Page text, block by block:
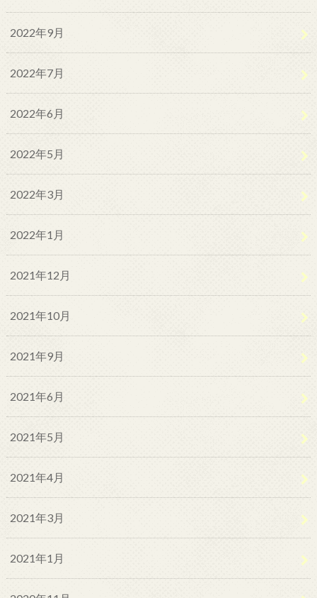
2022年9月
2022年7月
2022年6月
2022年5月
2022年3月
2022年1月
2021年12月
2021年10月
2021年9月
2021年6月
2021年5月
2021年4月
2021年3月
2021年1月